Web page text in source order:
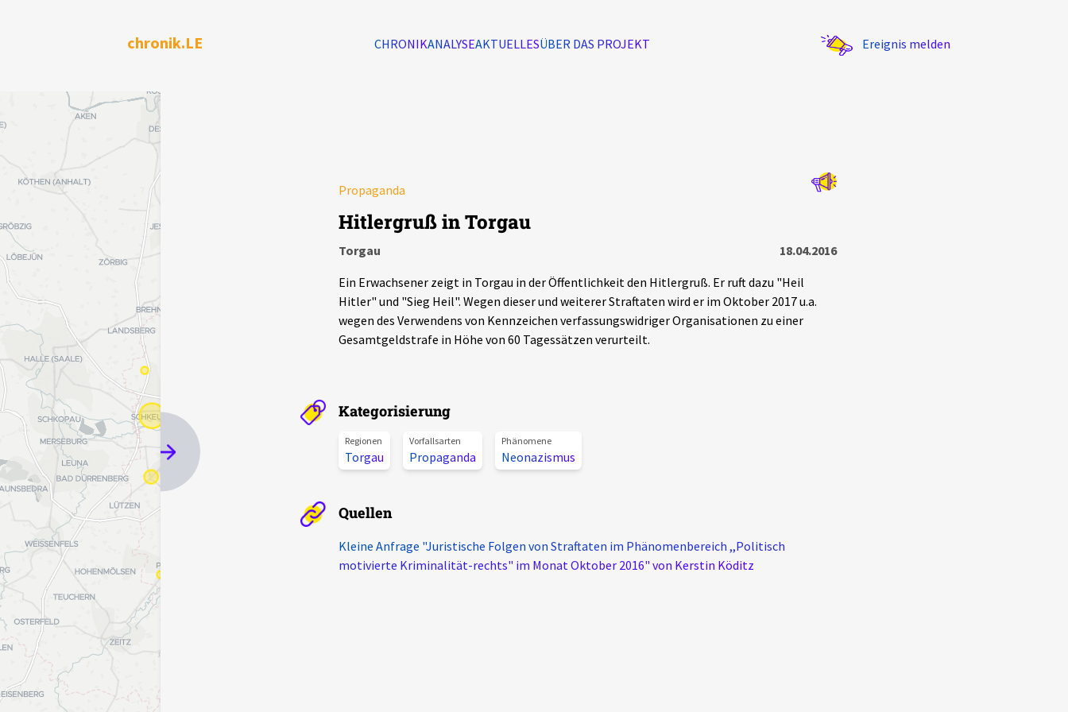
chronik.LE CHRONIKANALYSEAKTUELLESÜBER DAS PROJEKT Ereignis melden
Propaganda
Hitlergruß in Torgau
Torgau
18.04.2016
Ein Erwachsener zeigt in Torgau in der Öffentlichkeit den Hitlergruß. Er ruft dazu "Heil
Hitler" und "Sieg Heil". Wegen dieser und weiterer Straftaten wird er im Oktober 2017 u.a.
wegen des Verwendens von Kennzeichen verfassungswidriger Organisationen zu einer
Gesamtgeldstrafe in Höhe von 60 Tagessätzen verurteilt.
Kategorisierung
Regionen
Torgau
Vorfallsarten
Propaganda
Phänomene
Neonazismus
Quellen
Kleine Anfrage "Juristische Folgen von Straftaten im Phänomenbereich ,,Politisch
motivierte Kriminalität-rechts" im Monat Oktober 2016" von Kerstin Köditz